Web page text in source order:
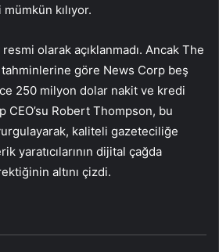
kılıyor.
resmi olarak açıklanmadı. Ancak The
tahminlerine göre News Corp beş
250 milyon dolar nakit ve kredi
CEO’su Robert Thompson, bu
kaliteli gazeteciliğe
yaratıcılarının dijital çağda
altını çizdi.